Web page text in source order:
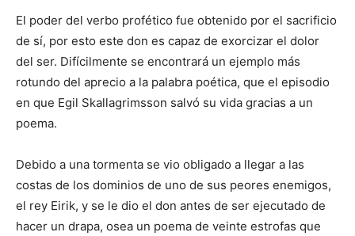
El poder del verbo profético fue obtenido por el sacrificio
de sí, por esto este don es capaz de exorcizar el dolor
del ser. Difícilmente se encontrará un ejemplo más
rotundo del aprecio a la palabra poética, que el episodio
en que Egil Skallagrimsson salvó su vida gracias a un
poema.
Debido a una tormenta se vio obligado a llegar a las
costas de los dominios de uno de sus peores enemigos,
el rey Eirik, y se le dio el don antes de ser ejecutado de
hacer un drapa, osea un poema de veinte estrofas que